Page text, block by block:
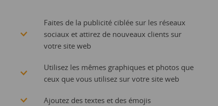
Faites de la publicité ciblée sur les réseaux
sociaux et attirez de nouveaux clients sur
votre site web
Utilisez les mêmes graphiques et photos que
ceux que vous utilisez sur votre site web
Ajoutez des textes et des émojis